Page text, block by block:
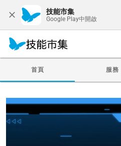
技能市集
Google Play中開啟
首頁 服務